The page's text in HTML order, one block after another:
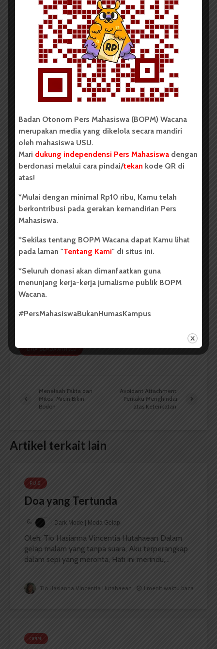
hasil tangkapan liar, dan yang utama yaitu mendukung
upaya konservasi laut itu sendiri. Tentunya, satu
langkah kecil dari kita dapat memberi dampak besar
bagi laut dan makhluk yang hidup di dalamnya.
Termasuk ikan badut yang bergantung pada
keseimbangan ekosistemnya.
Komentar Facebook Anda
Anemon laut Ekosistem laut
Finding Nemo
Hewan laut
Ikan Badut
Imelda Sari Manalu
Kehidupan laut
Konservasi alam
ragam
Tahukah Anda
Terumbu karang
Imelda Sari Manalu
Stambuk 2023. Saat ini Imelda menjabat sebagai
LIHAT SEMUA ARTIKEL
Menelaah Fakta dan
Mitos “Micin Bikin
Bodoh”
Avoidant Attachment:
Perilaku Menghindar
atas Keterikatan
Artikel terkait lain
PUISI
Doa yang Tertunda
Dark Mode | Moda Gelap
Oleh: Tio Hasianna Vincentia Hutahaean Dalam
gelap malam yang tanpa suara, Aku terperangkap
dalam sepi yang meronta, Hati ini merindu,...
Tio Hasianna Vincentia Hutahaean 1 menit waktu baca
OPINI
Badan Otonom Pers Mahasiswa (BOPM) Wacana
merupakan media yang dikelola secara mandiri
oleh mahasiswa USU.
Mari dukung independensi Pers Mahasiswa dengan
berdonasi melalui cara pindai/tekan kode QR di
atas!
*Mulai dengan minimal Rp10 ribu, Kamu telah
berkontribusi pada gerakan kemandirian Pers
Mahasiswa.
*Sekilas tentang BOPM Wacana dapat Kamu lihat
pada laman "Tentang Kami" di situs ini.
*Seluruh donasi akan dimanfaatkan guna
menunjang kerja-kerja jurnalisme publik BOPM
Wacana.
#PersMahasiswaBukanHumasKampus